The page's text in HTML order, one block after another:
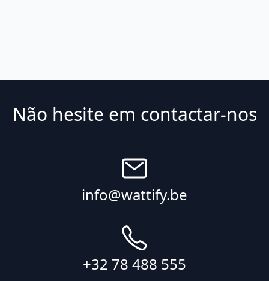
Não hesite em contactar-nos
info@wattify.be
+32 78 488 555